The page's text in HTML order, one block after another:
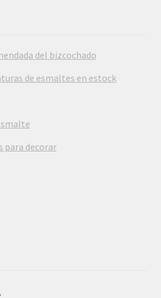
del bizcochado
de esmaltes en estock
para decorar